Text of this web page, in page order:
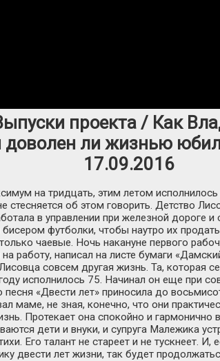
проекта / Как
доволен ли жизнью
17.09.2016
на тридцать, этим летом
стесняется об этом говорить. Детство
в управлении при железной дороге
футболки, чтобы наутро их
чаевые. Ночь накануне первого
работу, написал на листе бумаги
совсем другая жизнь. Та, которая
исполнилось 75. Начинал он еще при
«Двести лет» приносила до
маме, не зная, конечно, что они
Протекает она спокойно и
дети и внуки, и супруга Малежика
Его талант не стареет и не тускнеет. И,
двести лет жизни, так будет